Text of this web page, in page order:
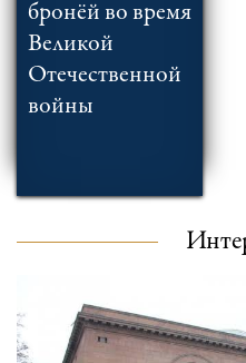
бронёй во время
Великой
Отечественной
войны